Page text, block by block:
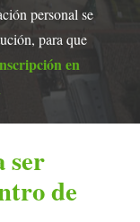
personal se
para que
en
ser
de